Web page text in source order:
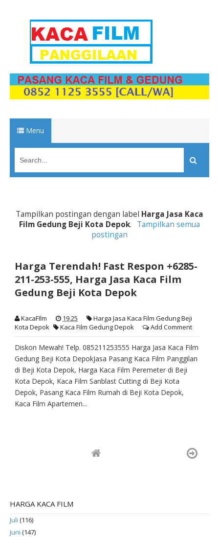
Menu
Tampilkan postingan dengan label Harga Jasa Kaca
Film Gedung Beji Kota Depok.
Tampilkan semua
postingan
Harga Terendah! Fast Respon +6285-
211-253-555, Harga Jasa Kaca Film
Gedung Beji Kota Depok
KacaFIlm 19.25
Harga Jasa Kaca Film Gedung Beji
Kota Depok
Kaca Film Gedung Depok Add Comment
Diskon Mewah! Telp. 085211253555 Harga Jasa Kaca Film
Gedung Beji Kota DepokJasa Pasang Kaca Film Panggilan
di Beji Kota Depok, Harga Kaca Film Peremeter di Beji
Kota Depok, Kaca Film Sanblast Cutting di Beji Kota
Depok, Pasang Kaca Film Rumah di Beji Kota Depok,
Kaca Film Apartemen...
HARGA KACA FILM
Juli (116)
Juni (147)